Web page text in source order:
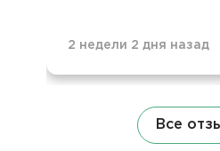
2 недели 2 дня назад
Все